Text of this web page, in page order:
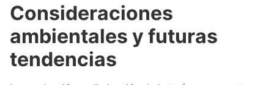
Consideraciones
ambientales y futuras
tendencias